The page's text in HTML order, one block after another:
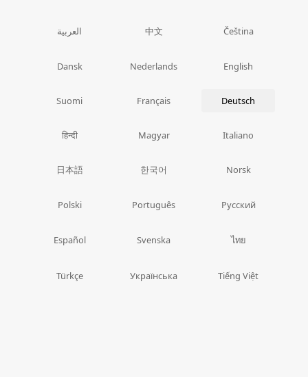
العربية 中文 Čeština
Dansk Nederlands English
Suomi Français Deutsch
हिन्दी Magyar Italiano
日本語 한국어 Norsk
Polski Português Русский
Español Svenska ไทย
Türkçe Українська Tiếng Việt